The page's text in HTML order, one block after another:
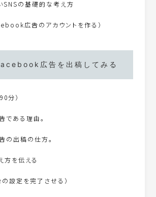
SNSの基礎的な考え方
広告のアカウントを作る）
広告を出稿してみる
分）
ある理由。
の出稿の仕方。
方を伝える
の設定を完了させる）